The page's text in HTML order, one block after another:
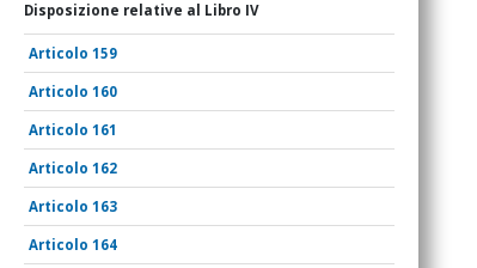
Disposizione relative al Libro IV
159
160
161
162
163
164